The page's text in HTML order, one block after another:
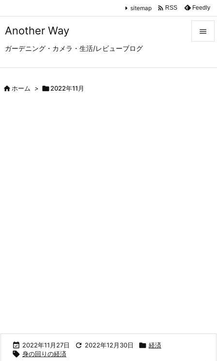
Another Way
ガーデニング・カメラ・生活/レビューブログ

sitemap  RSS Feedly
ホーム > 2022年11月
 2022年11月27日  2022年12月30日  経済
 身の回りの経済